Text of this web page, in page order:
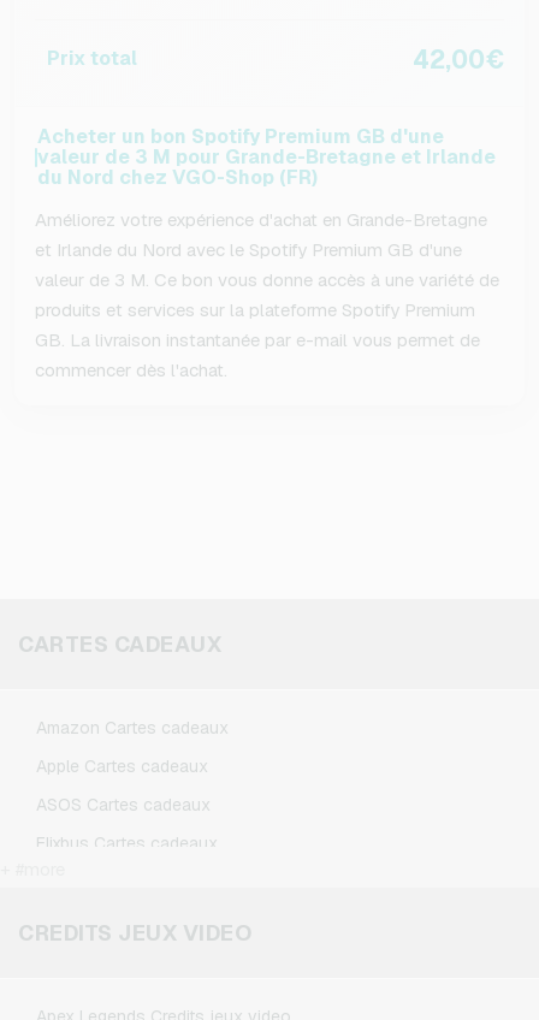
Prix total 42,00€
Acheter un bon Spotify Premium GB d'une
valeur de 3 M pour Grande-Bretagne et Irlande
du Nord chez VGO-Shop (FR)
Améliorez votre expérience d'achat en Grande-Bretagne
et Irlande du Nord avec le Spotify Premium GB d'une
valeur de 3 M. Ce bon vous donne accès à une variété de
produits et services sur la plateforme Spotify Premium
GB. La livraison instantanée par e-mail vous permet de
commencer dès l'achat.
CARTES CADEAUX
Amazon Cartes cadeaux
Apple Cartes cadeaux
ASOS Cartes cadeaux
Flixbus Cartes cadeaux
Google Play Cartes cadeaux
CREDITS JEUX VIDEO